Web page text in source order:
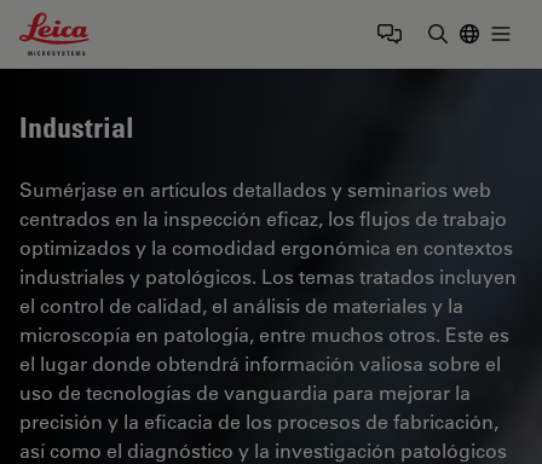
Leica Microsystems Logo
Industrial
Sumérjase en artículos detallados y seminarios web
centrados en la inspección eficaz, los flujos de trabajo
optimizados y la comodidad ergonómica en contextos
industriales y patológicos. Los temas tratados incluyen
el control de calidad, el análisis de materiales y la
microscopía en patología, entre muchos otros. Este es
el lugar donde obtendrá información valiosa sobre el
uso de tecnologías de vanguardia para mejorar la
precisión y la eficacia de los procesos de fabricación,
así como el diagnóstico y la investigación patológicos